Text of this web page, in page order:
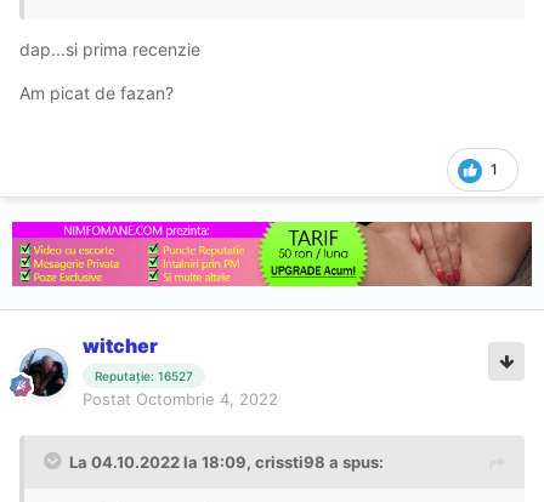
dap...si prima recenzie
Am picat de fazan?
1
witcher
Reputație: 16527
Postat Octombrie 4, 2022
La 04.10.2022 la 18:09, crissti98 a spus: